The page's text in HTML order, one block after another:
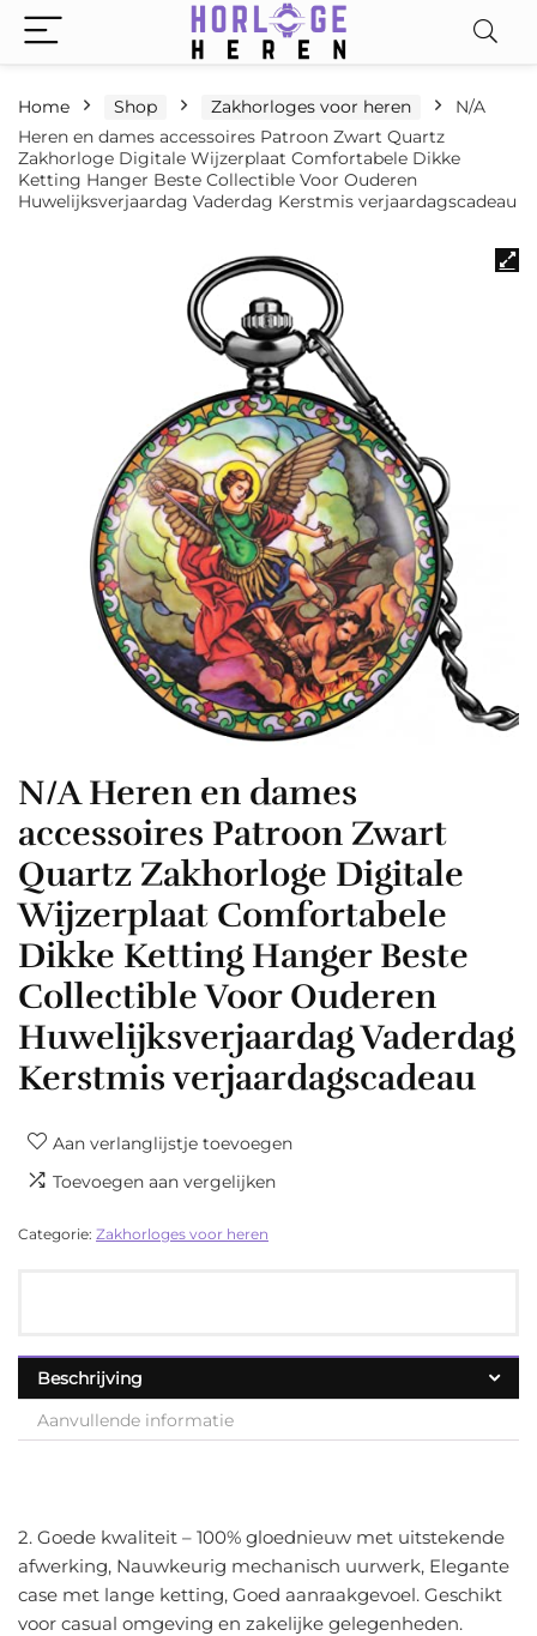
Home Shop Zakhorloges voor heren
N/A
Heren en dames accessoires Patroon Zwart Quartz
Zakhorloge Digitale Wijzerplaat Comfortabele Dikke
Ketting Hanger Beste Collectible Voor Ouderen
Huwelijksverjaardag Vaderdag Kerstmis verjaardagscadeau
N/A Heren en dames
accessoires Patroon Zwart
Quartz Zakhorloge Digitale
Wijzerplaat Comfortabele
Dikke Ketting Hanger Beste
Collectible Voor Ouderen
Huwelijksverjaardag Vaderdag
Kerstmis verjaardagscadeau
Aan verlanglijstje toevoegen
Toevoegen aan vergelijken
Categorie: Zakhorloges voor heren
Beschrijving
Aanvullende informatie
2. Goede kwaliteit – 100% gloednieuw met uitstekende
afwerking, Nauwkeurig mechanisch uurwerk, Elegante
case met lange ketting, Goed aanraakgevoel. Geschikt
voor casual omgeving en zakelijke gelegenheden.